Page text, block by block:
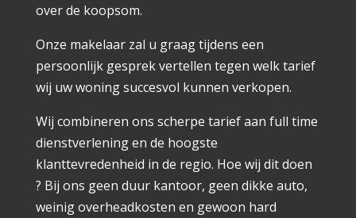
over de koopsom.
Onze makelaar zal u graag tijdens een
persoonlijk gesprek vertellen tegen welk tarief
wij uw woning succesvol kunnen verkopen.
Wij combineren ons scherpe tarief aan full time
dienstverlening en de hoogste
klanttevredenheid in de regio. Hoe wij dit doen
? Bij ons geen duur kantoor, geen dikke auto,
weinig overheadkosten en gewoon hard